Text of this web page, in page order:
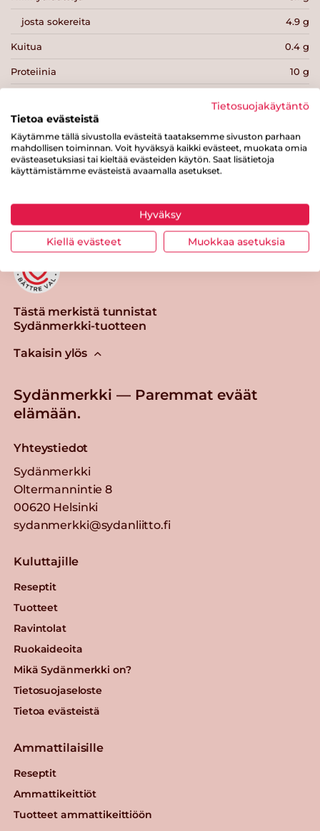
josta sokereita 4.9 g
Kuitua 0.4 g
Proteiinia 10 g
Tulosta sivu
Tästä merkistä tunnistat
Sydänmerkki-tuotteen
Takaisin ylös
Sydänmerkki — Paremmat eväät
elämään.
Yhteystiedot
Sydänmerkki
Oltermannintie 8
00620 Helsinki
sydanmerkki@sydanliitto.fi
Kuluttajille
Reseptit
Tuotteet
Ravintolat
Ruokaideoita
Mikä Sydänmerkki on?
Tietosuojaseloste
Tietoa evästeistä
Ammattilaisille
Reseptit
Ammattikeittiöt
Tuotteet ammattikeittiöön
Tietosuojakäytäntö
Tietoa evästeistä
Käytämme tällä sivustolla evästeitä taataksemme sivuston parhaan
mahdollisen toiminnan. Voit hyväksyä kaikki evästeet, muokata omia
evästeasetuksiasi tai kieltää evästeiden käytön. Saat lisätietoja
käyttämistämme evästeistä avaamalla asetukset.
Hyväksy
Kiellä evästeet Muokkaa asetuksia